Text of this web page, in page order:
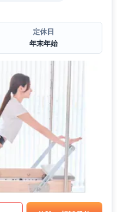
定休日
年末年始